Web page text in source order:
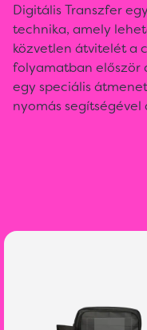
Digitális Transzfer
technika, amely
közvetlen átvitelét a
folyamatban először
egy speciális
nyomás